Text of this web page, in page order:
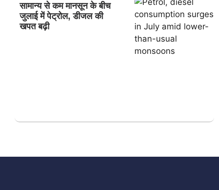
सामान्य से कम मानसून के बीच
जुलाई में पेट्रोल, डीजल की
खपत बढ़ी